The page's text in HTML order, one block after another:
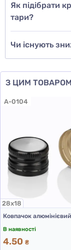
Як підібрати
тари?
Чи існують
З ЦИМ
A-0104
28х18
В наявності
4.50 ₴